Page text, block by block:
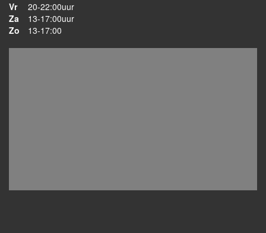
Vr
20-22:00uur
Za
13-17:00uur
Zo
13-17:00